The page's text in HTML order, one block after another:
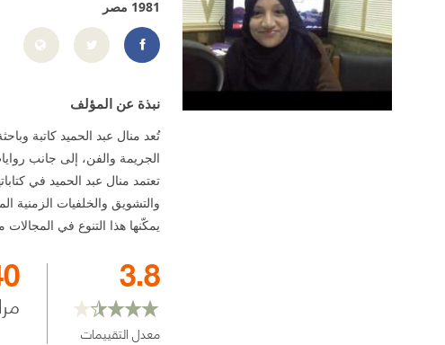
1981 مصر
نبذة عن المؤلف
تُعد منال عبد الحميد كاتبة
الجريمة والفن، إلى جانب
تعتمد منال عبد الحميد في
والتشويق والخلفيات الزمنية
يمكّنها هذا التنوع في
3.8
معدل التقييمات